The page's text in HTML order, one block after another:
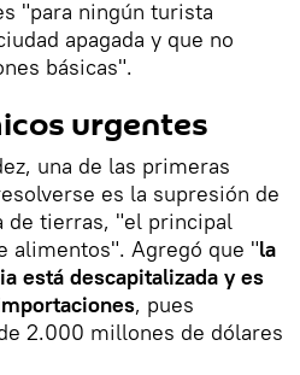
"para ningún turista
apagada y que no
básicas".
urgentes
una de las primeras
es la supresión de
de tierras, "el principal
alimentos". Agregó que "la
está descapitalizada y es
, pues
2.000 millones de dólares